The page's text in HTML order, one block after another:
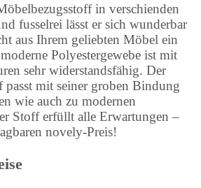
in verschienden
fusselrei lässt er sich wunderbar
aus Ihrem geliebten Möbel ein
Polyestergewebe ist mit
sehr widerstandsfähig. Der
passt mit seiner groben Bindung
wie auch zu modernen
Stoff erfüllt alle Erwartungen –
novely-Preis!